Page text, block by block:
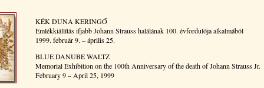
KÉK DUNA KERINGŐ
Emlékkiállítás ifjabb Johann Strauss halálának 100. évfordulója alkalmából
1999. február 9. – április 25.
BLUE DANUBE WALTZ
Memorial Exhibition on the 100th Anniversary of the death of Johann Strauss Jr.
February 9 – April 25, 1999